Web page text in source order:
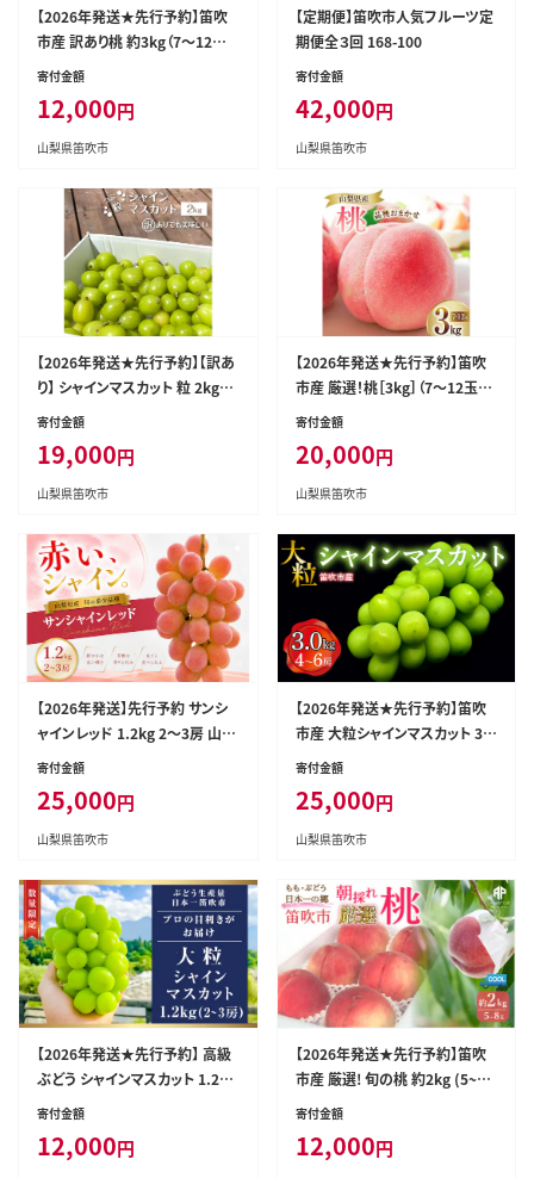
【2026年発送★先行予約】笛吹
市産 訳あり桃 約3kg（7～12玉）
205-003-26y
寄付金額
12,000円
山梨県笛吹市
【定期便】笛吹市人気フルーツ定
期便全３回 168-100
寄付金額
42,000円
山梨県笛吹市
【2026年発送★先行予約】【訳あ
り】 シャインマスカット 粒 2kg以
上 ※クール便 154-033-2kg
寄付金額
19,000円
山梨県笛吹市
【2026年発送★先行予約】笛吹
市産 厳選！桃［3kg］（7～12玉
入）フルーツ大国！山梨県笛吹市
TTA REACH JAPAN
寄付金額
20,000円
山梨県笛吹市
【2026年発送】先行予約 サンシ
ャインレッド 1.2kg 2～3房 山梨
県産 希少 赤系ぶどう シャインマ
直送】ぶどう フルーツ 果物 209-
011
寄付金額
25,000円
山梨県笛吹市
【2026年発送★先行予約】笛吹
市産 大粒シャインマスカット 3.0
㎏(4～6房) 227-005-26y
寄付金額
25,000円
山梨県笛吹市
【2026年発送★先行予約】 高級
ぶどう シャインマスカット 1.2kg
（2～3房入り） 103-001-26y
寄付金額
12,000円
【2026年発送★先行予約】笛吹
市産 厳選! 旬の桃 約2kg (5~8
玉) 205-001-26y
寄付金額
12,000円